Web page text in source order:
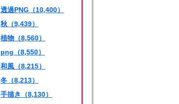
透過PNG（10,400）
秋（9,439）
植物（8,560）
png（8,550）
和風（8,215）
冬（8,213）
手描き（8,130）